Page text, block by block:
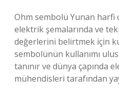
Ohm sembolü Yunan harfi
elektrik şemalarında ve
değerlerini belirtmek için
sembolünün kullanımı
tanınır ve dünya çapında
mühendisleri tarafından